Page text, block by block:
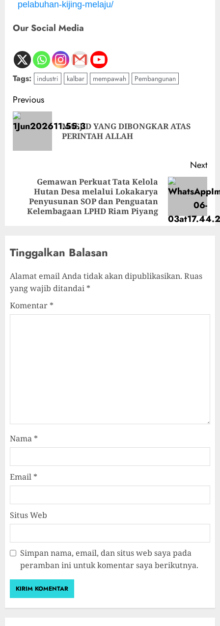
pelabuhan-kijing-melaju/
Our Social Media
Tags: industri kalbar mempawah Pembangunan
Previous
MASJID YANG DIBONGKAR ATAS
PERINTAH ALLAH
Next
Gemawan Perkuat Tata Kelola
Hutan Desa melalui Lokakarya
Penyusunan SOP dan Penguatan
Kelembagaan LPHD Riam Piyang
Tinggalkan Balasan
Alamat email Anda tidak akan dipublikasikan. Ruas
yang wajib ditandai *
Komentar *
Nama *
Email *
Situs Web
Simpan nama, email, dan situs web saya pada
peramban ini untuk komentar saya berikutnya.